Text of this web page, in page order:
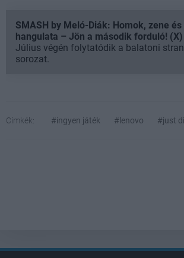
SMASH by Meló-Diák: Homok, zene
hangulata – Jön a második forduló! (X)
Július végén folytatódik a balatoni
sorozat.
Címkék: #ingyen játék #lenovo #just